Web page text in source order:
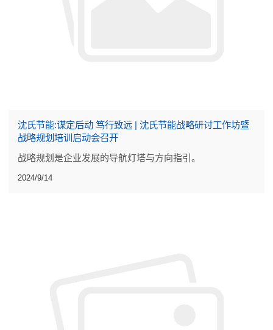
沈氏节能:谋定后动 笃行致远 | 沈氏节能战略研讨工作坊暨
战略规划培训启动会召开
战略规划是企业发展的导航灯塔与方向指引。
2024/9/14